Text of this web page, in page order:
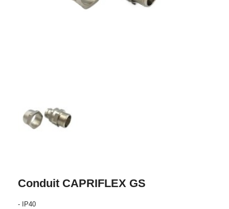
Conduit CAPRIFLEX GS
- IP40